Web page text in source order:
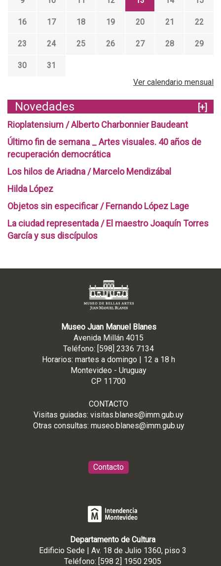
16 17 18 19 20 21 22
23 24 25 26 27 28 29
30
31
Ver calendario mensual
Novedades
[+]
Rioplatensium / Alberto Charbonnier Baudeant
Último fin de semana _ Artes visuales. 40 años de
recuperación democrática
Los hilos de Ariadna / Marcelo Mendizábal
Hilda López
Objetos sin especificar / Fernando López Lage
La ciudad representada / El maestro Joaquín Torres
García y sus discípulos
Museo Juan Manuel Blanes
Avenida Millán 4015
Teléfono: [598] 2336 7134
Horarios: martes a domingo | 12 a 18 h
Montevideo - Uruguay
CP 11700
CONTACTO
Visitas guiadas: visitas.blanes@imm.gub.uy
Otras consultas: museo.blanes@imm.gub.uy
Contacto
Departamento de Cultura
Edificio Sede | Av. 18 de Julio 1360, piso 3
Teléfono: [598 2] 1950 2905